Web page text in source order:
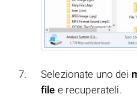
Selezionate uno dei
file e recuperateli.